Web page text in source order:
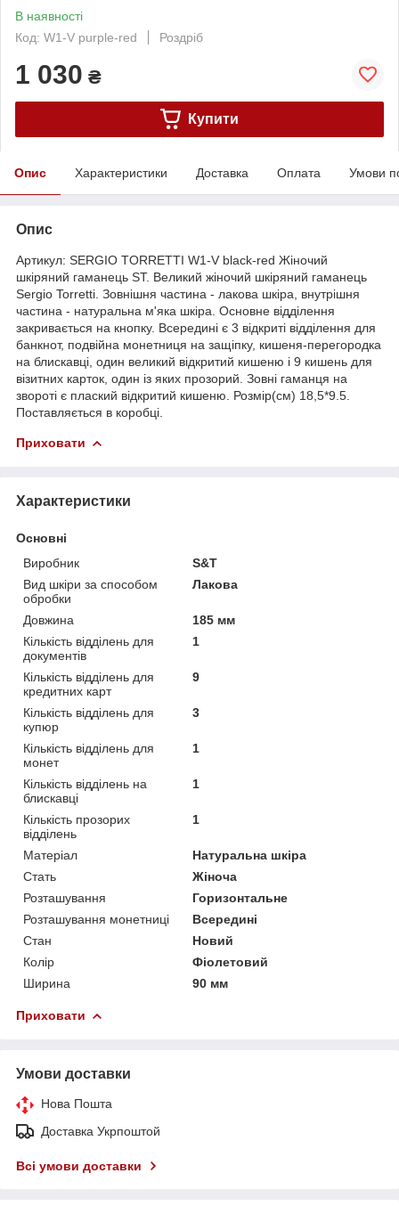
В наявності
Код: W1-V purple-red
Роздріб
1 030 ₴
Купити
Опис Характеристики Доставка Оплата Умови
Опис
Артикул: SERGIO TORRETTI W1-V black-red Жіночий
шкіряний гаманець ST. Великий жіночий шкіряний гаманець
Sergio Torretti. Зовнішня частина - лакова шкіра, внутрішня
частина - натуральна м'яка шкіра. Основне відділення
закривається на кнопку. Всередині є 3 відкриті відділення для
банкнот, подвійна монетниця на защіпку, кишеня-перегородка
на блискавці, один великий відкритий кишеню і 9 кишень для
візитних карток, один із яких прозорий. Зовні гаманця на
звороті є плаский відкритий кишеню. Розмір(см) 18,5*9.5.
Поставляється в коробці.
Приховати
Характеристики
Основні
Виробник
S&T
Вид шкіри за способом
обробки
Лакова
Довжина
185 мм
Кількість відділень для
документів
1
Кількість відділень для
кредитних карт
9
Кількість відділень для
купюр
3
Кількість відділень для
монет
1
Кількість відділень на
блискавці
1
Кількість прозорих
відділень
1
Матеріал
Натуральна шкіра
Стать
Жіноча
Розташування
Горизонтальне
Розташування монетниці
Всередині
Стан
Новий
Колір
Фіолетовий
Ширина
90 мм
Приховати
Умови доставки
Нова Пошта
Доставка Укрпоштой
Всі умови доставки